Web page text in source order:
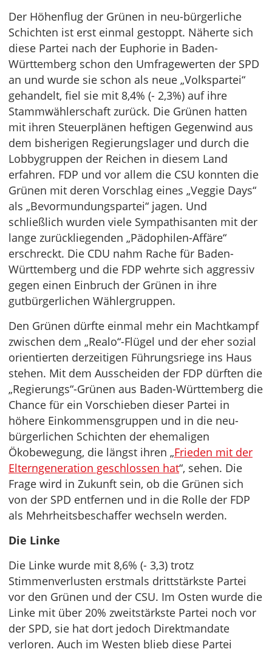
Der Höhenflug der Grünen in neu-bürgerliche
Schichten ist erst einmal gestoppt. Näherte sich
diese Partei nach der Euphorie in Baden-
Württemberg schon den Umfragewerten der SPD
an und wurde sie schon als neue „Volkspartei“
gehandelt, fiel sie mit 8,4% (- 2,3%) auf ihre
Stammwählerschaft zurück. Die Grünen hatten
mit ihren Steuerplänen heftigen Gegenwind aus
dem bisherigen Regierungslager und durch die
Lobbygruppen der Reichen in diesem Land
erfahren. FDP und vor allem die CSU konnten die
Grünen mit deren Vorschlag eines „Veggie Days“
als „Bevormundungspartei“ jagen. Und
schließlich wurden viele Sympathisanten mit der
lange zurückliegenden „Pädophilen-Affäre“
erschreckt. Die CDU nahm Rache für Baden-
Württemberg und die FDP wehrte sich aggressiv
gegen einen Einbruch der Grünen in ihre
gutbürgerlichen Wählergruppen.
Den Grünen dürfte einmal mehr ein Machtkampf
zwischen dem „Realo“-Flügel und der eher sozial
orientierten derzeitigen Führungsriege ins Haus
stehen. Mit dem Ausscheiden der FDP dürften die
„Regierungs“-Grünen aus Baden-Württemberg die
Chance für ein Vorschieben dieser Partei in
höhere Einkommensgruppen und in die neu-
bürgerlichen Schichten der ehemaligen
Ökobewegung, die längst ihren „Frieden mit der
Elterngeneration geschlossen hat“, sehen. Die
Frage wird in Zukunft sein, ob die Grünen sich
von der SPD entfernen und in die Rolle der FDP
als Mehrheitsbeschaffer wechseln werden.
Die Linke
Die Linke wurde mit 8,6% (- 3,3) trotz
Stimmenverlusten erstmals drittstärkste Partei
vor den Grünen und der CSU. Im Osten wurde die
Linke mit über 20% zweitstärkste Partei noch vor
der SPD, sie hat dort jedoch Direktmandate
verloren. Auch im Westen blieb diese Partei